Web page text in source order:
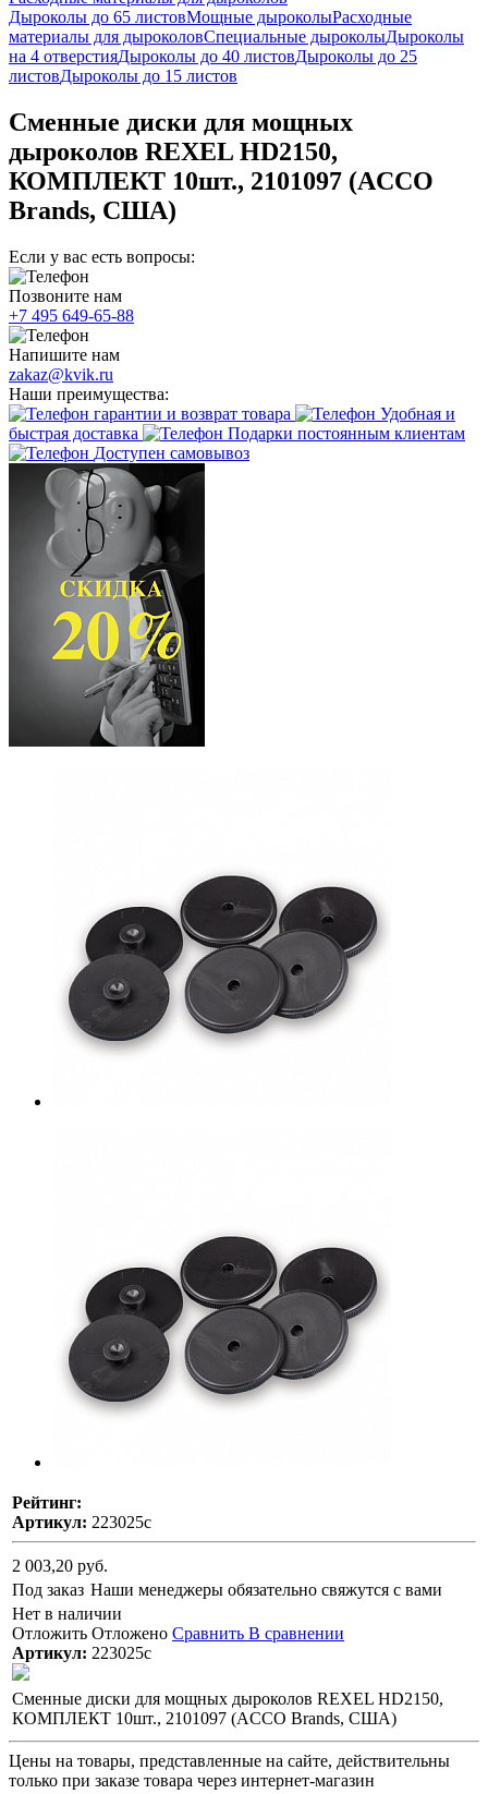
Дыроколы до 65 листовМощные дыроколыРасходные
материалы для дыроколовСпециальные дыроколыДыроколы
на 4 отверстияДыроколы до 40 листовДыроколы до 25
листовДыроколы до 15 листов
Сменные диски для мощных
дыроколов REXEL HD2150,
КОМПЛЕКТ 10шт., 2101097 (ACCO
Brands, США)
Если у вас есть вопросы:
Позвоните нам
+7 495 649-65-88
Напишите нам
zakaz@kvik.ru
Наши преимущества:
гарантии и возврат товара
Удобная и
быстрая доставка
Подарки постоянным клиентам
Доступен самовывоз
Рейтинг:
Артикул: 223025с
2 003,20 руб.
Под заказ Наши менеджеры обязательно свяжутся с вами
Нет в наличии
Отложить Отложено Сравнить В сравнении
Артикул: 223025с
Сменные диски для мощных дыроколов REXEL HD2150,
КОМПЛЕКТ 10шт., 2101097 (ACCO Brands, США)
Цены на товары, представленные на сайте, действительны
только при заказе товара через интернет-магазин